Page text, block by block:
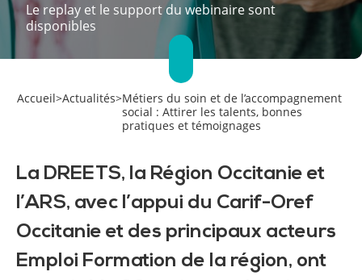
Le replay et le support du webinaire sont
disponibles
Accueil>Actualités>Métiers du soin et de l’accompagnement
social : Attirer les talents, bonnes
pratiques et témoignages
La DREETS, la Région Occitanie et
l’ARS, avec l’appui du Carif-Oref
Occitanie et des principaux acteurs
Emploi Formation de la région, ont